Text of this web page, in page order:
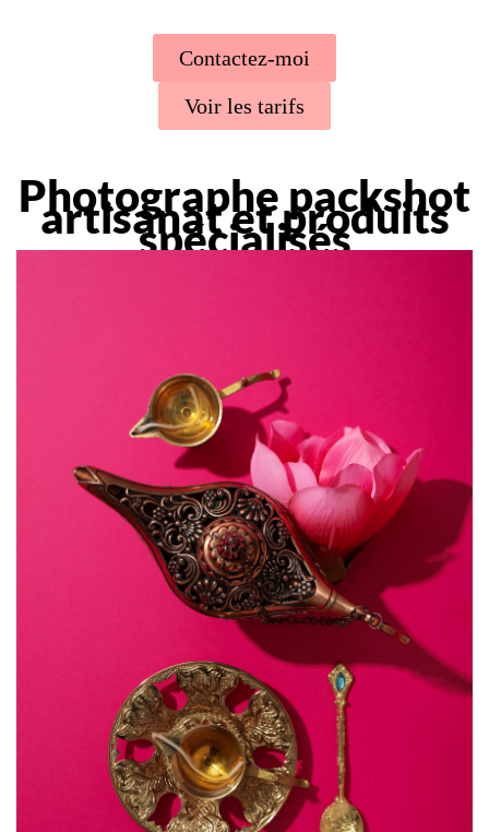
Contactez-moi
Voir les tarifs
Photographe packshot
artisanat et produits
spécialisés